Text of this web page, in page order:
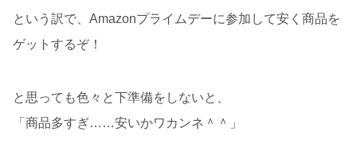
という訳で、Amazonプライムデーに参加して安く商品を
ゲットするぞ！
と思っても色々と下準備をしないと、
「商品多すぎ……安いかワカンネ＾＾」